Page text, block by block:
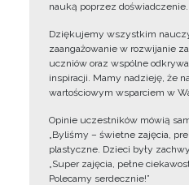
nauką poprzez doświadczenie.
Dziękujemy wszystkim
zaangażowanie w rozwijanie
uczniów oraz wspólne
inspiracji. Mamy nadzieję, że
wartościowym wsparciem w
Opinie uczestników mówią
„Byliśmy – świetne zajęcia,
plastyczne. Dzieci były
„Super zajęcia, pełne
Polecamy serdecznie!”